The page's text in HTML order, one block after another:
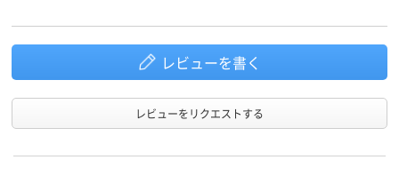
レビューを書く
レビューをリクエストする